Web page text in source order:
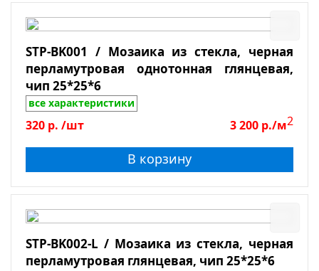
STP-BK001 / Мозаика из стекла, черная
перламутровая однотонная глянцевая,
чип 25*25*6
все характеристики
320 р. /шт 3 200 р./м2
В корзину
STP-BK002-L / Мозаика из стекла, черная
перламутровая глянцевая, чип 25*25*6